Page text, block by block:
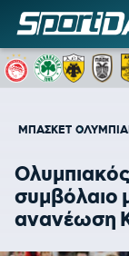
ΜΠΑΣΚΕΤ
συμβόλαιο
ανανέωση